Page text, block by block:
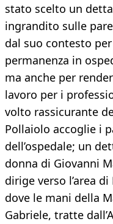
stato scelto un
ingrandito sulle
dal suo contesto
permanenza in
ma anche per
lavoro per i
volto rassicurante
Pollaiolo accoglie i
dell’ospedale; un
donna di Giovanni
dirige verso l’area
dove le mani della
Gabriele, tratte